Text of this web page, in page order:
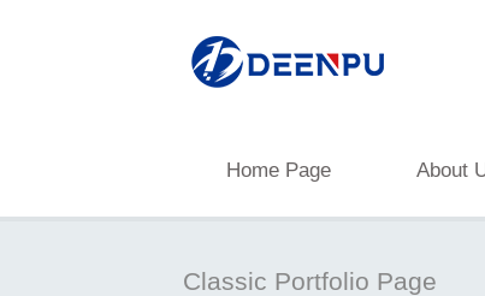
Home Page About
Classic Portfolio Page